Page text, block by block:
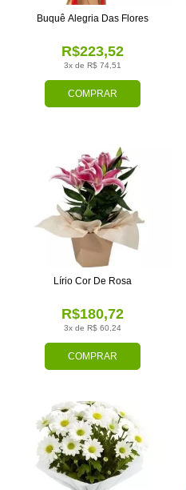
COMPRAR
3x de R$ 74,51
R$223,52
Buquê Alegria Das Flores
COMPRAR
3x de R$ 60,24
R$180,72
Lírio Cor De Rosa